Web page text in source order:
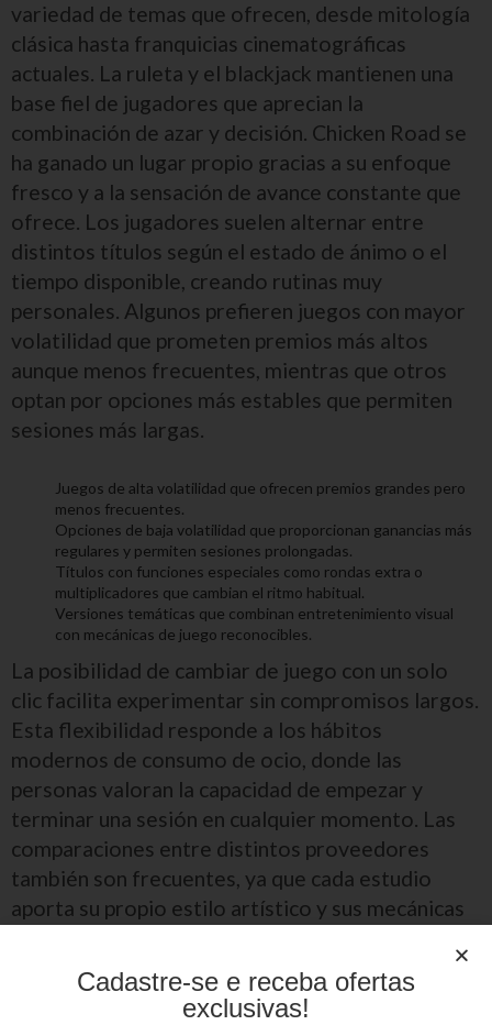
variedad de temas que ofrecen, desde mitología
clásica hasta franquicias cinematográficas
actuales. La ruleta y el blackjack mantienen una
base fiel de jugadores que aprecian la
combinación de azar y decisión. Chicken Road se
ha ganado un lugar propio gracias a su enfoque
fresco y a la sensación de avance constante que
ofrece. Los jugadores suelen alternar entre
distintos títulos según el estado de ánimo o el
tiempo disponible, creando rutinas muy
personales. Algunos prefieren juegos con mayor
volatilidad que prometen premios más altos
aunque menos frecuentes, mientras que otros
optan por opciones más estables que permiten
sesiones más largas.
Juegos de alta volatilidad que ofrecen premios grandes pero
menos frecuentes.
Opciones de baja volatilidad que proporcionan ganancias más
regulares y permiten sesiones prolongadas.
Títulos con funciones especiales como rondas extra o
multiplicadores que cambian el ritmo habitual.
Versiones temáticas que combinan entretenimiento visual
con mecánicas de juego reconocibles.
La posibilidad de cambiar de juego con un solo
clic facilita experimentar sin compromisos largos.
Esta flexibilidad responde a los hábitos
modernos de consumo de ocio, donde las
personas valoran la capacidad de empezar y
terminar una sesión en cualquier momento. Las
comparaciones entre distintos proveedores
también son frecuentes, ya que cada estudio
aporta su propio estilo artístico y sus mecánicas
rico donde cada jugador puede construir su
propio repertorio según sus preferencias.
Cadastre-se e receba ofertas
exclusivas!